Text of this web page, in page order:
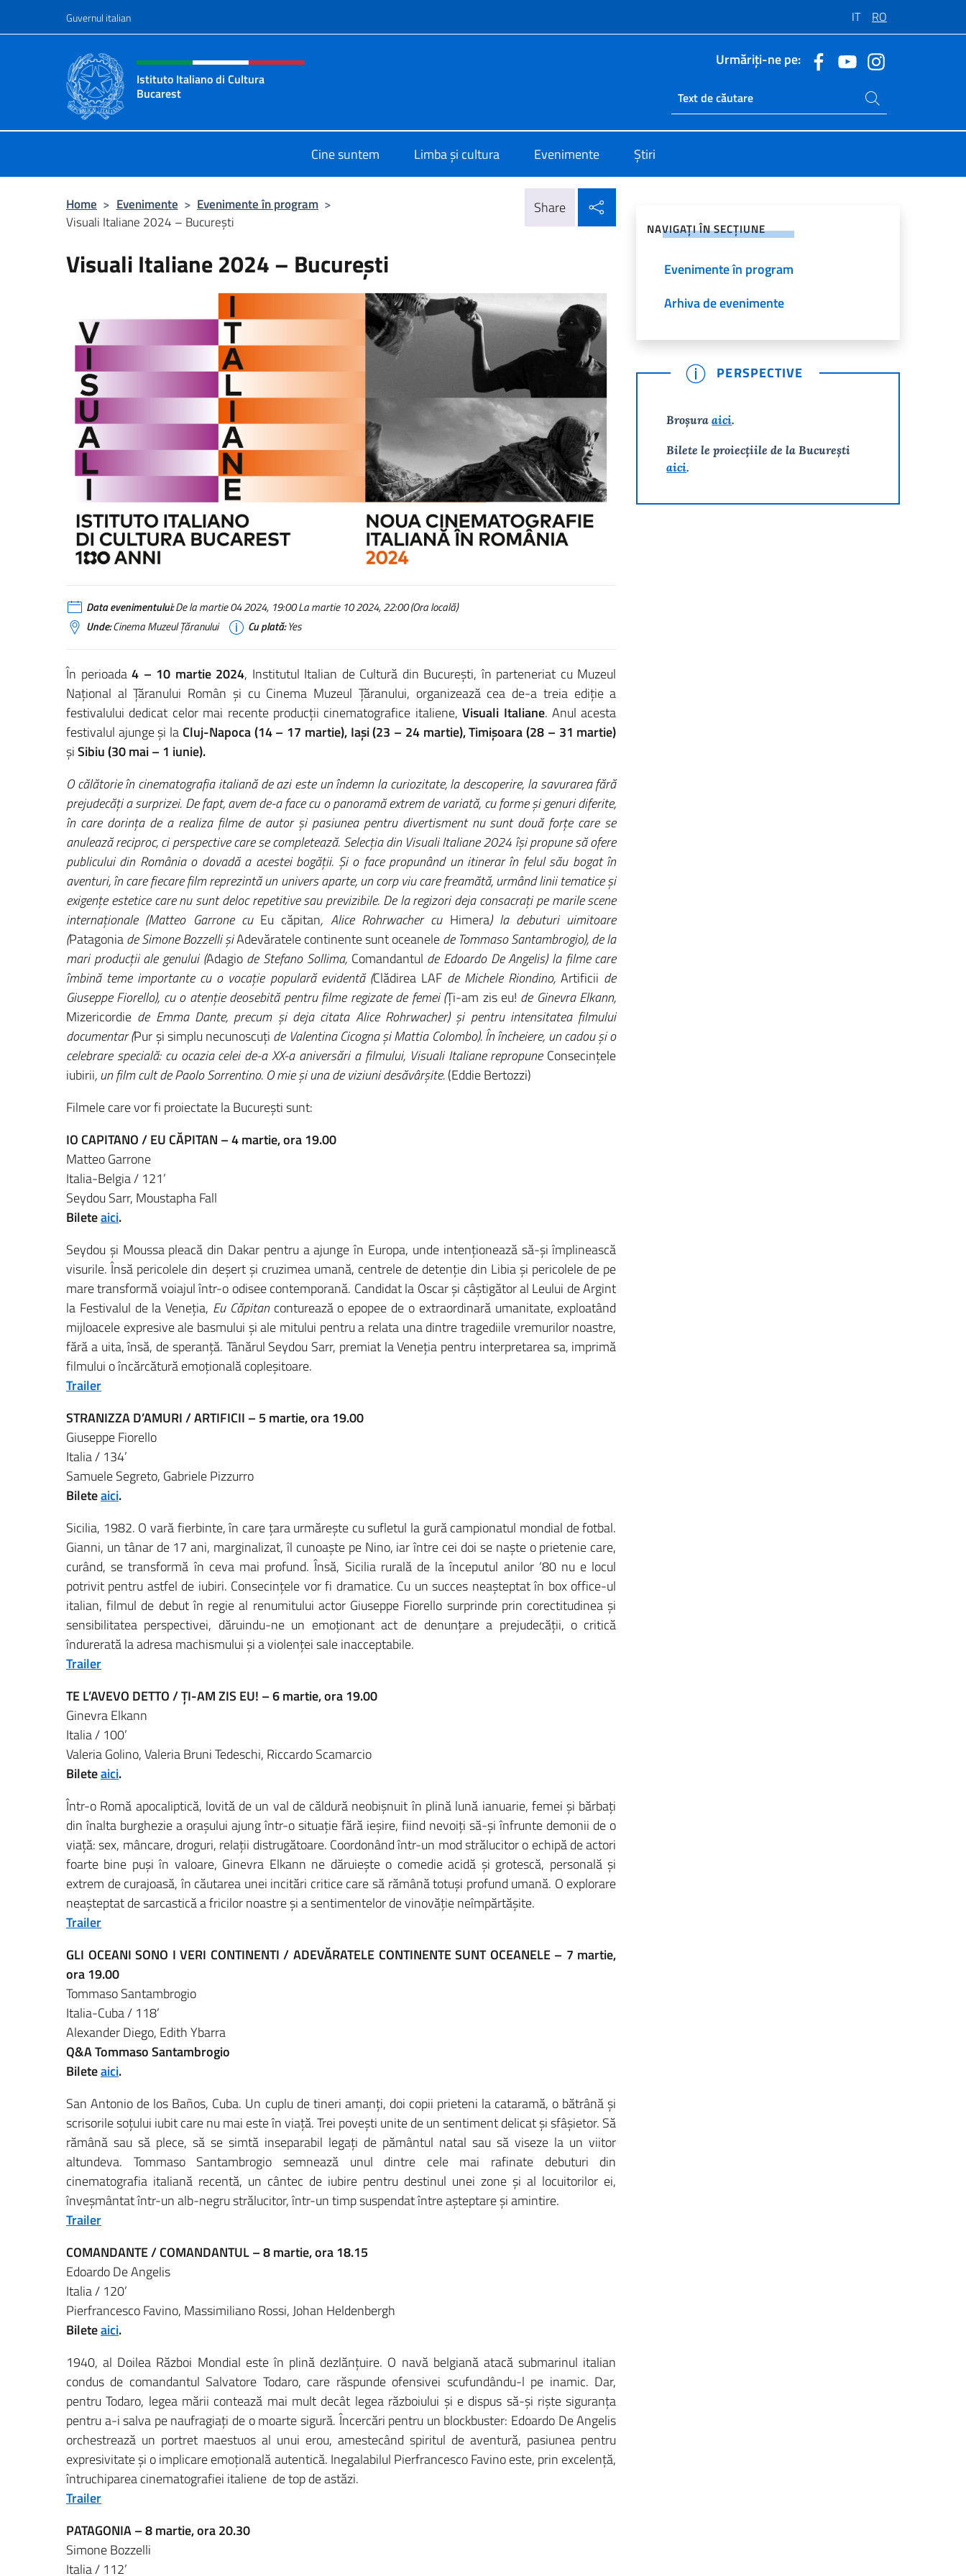
Guvernul italian IT RO
Header, social and menu of site
Istituto Italiano di Cultura
Bucarest
Urmăriți-ne pe:
Ricerca sito live
Caută pe site
Cine suntem Limba și cultura Evenimente Știri
Home > Evenimente > Evenimente în program >
Visuali Italiane 2024 – București
Share
Visuali Italiane 2024 – București
Data evenimentului:De la martie 04 2024, 19:00 La martie 10 2024, 22:00 (Ora locală)
Unde:Cinema Muzeul Țăranului Cu plată:Yes
În perioada4 – 10 martie 2024, Institutul Italian de Cultură din București, în parteneriat cu Muzeul
Național al Țăranului Român și cu Cinema Muzeul Țăranului, organizează cea de-a treia ediție a
festivalului dedicat celor mai recente producții cinematografice italiene,Visuali Italiane. Anul acesta
festivalul ajunge și la Cluj-Napoca (14 – 17 martie), Iași (23 – 24 martie), Timișoara (28 – 31 martie)
șiSibiu (30 mai – 1 iunie).
O călătorie în cinematografia italiană de azi este un îndemn la curiozitate, la descoperire, la savurarea fără
prejudecăți a surprizei. De fapt, avem de-a face cu o panoramă extrem de variată, cu forme și genuri diferite,
în care dorința de a realiza filme de autor și pasiunea pentru divertisment nu sunt două forțe care se
anulează reciproc, ci perspective care se completează. Selecția din Visuali Italiane 2024 își propune să ofere
publicului din România o dovadă a acestei bogății. Și o face propunând un itinerar în felul său bogat în
aventuri, în care fiecare film reprezintă un univers aparte, un corp viu care freamătă, urmând linii tematice și
exigențe estetice care nu sunt deloc repetitive sau previzibile. De la regizori deja consacrați pe marile scene
internaționale (Matteo Garrone cu Eu căpitan, Alice Rohrwacher cu Himera) la debuturi uimitoare
(Patagoniade Simone Bozzelli șiAdevăratele continente sunt oceanelede Tommaso Santambrogio), de la
mari producții ale genului (Adagio de Stefano Sollima, Comandantul de Edoardo De Angelis) la filme care
îmbină teme importante cu o vocație populară evidentă (Clădirea LAF de Michele Riondino,Artificii de
Giuseppe Fiorello), cu o atenție deosebită pentru filme regizate de femei (Ți-am zis eu! de Ginevra Elkann,
Mizericordie de Emma Dante, precum și deja citata Alice Rohrwacher) și pentru intensitatea filmului
documentar (Pur și simplu necunoscuți de Valentina Cicogna și Mattia Colombo). În încheiere, un cadou și o
celebrare specială: cu ocazia celei de-a XX-a aniversări a filmului, Visuali Italiane repropune Consecințele
iubirii, un film cult de Paolo Sorrentino. O mie și una de viziuni desăvârșite.(Eddie Bertozzi)
Filmele care vor fi proiectate la București sunt:
IO CAPITANO / EU CĂPITAN – 4 martie, ora 19.00
Matteo Garrone
Italia-Belgia / 121’
Seydou Sarr, Moustapha Fall
Bileteaici.
Seydou și Moussa pleacă din Dakar pentru a ajunge în Europa, unde intenționează să-și împlinească
visurile. Însă pericolele din deșert și cruzimea umană, centrele de detenție din Libia și pericolele de pe
mare transformă voiajul într-o odisee contemporană. Candidat la Oscar și câștigător al Leului de Argint
la Festivalul de la Veneția, Eu Căpitan conturează o epopee de o extraordinară umanitate, exploatând
mijloacele expresive ale basmului și ale mitului pentru a relata una dintre tragediile vremurilor noastre,
fără a uita, însă, de speranță. Tânărul Seydou Sarr, premiat la Veneția pentru interpretarea sa, imprimă
filmului o încărcătură emoțională copleșitoare.
Trailer
STRANIZZA D’AMURI / ARTIFICII – 5 martie, ora 19.00
Giuseppe Fiorello
Italia / 134’
Samuele Segreto, Gabriele Pizzurro
Bileteaici.
Sicilia, 1982. O vară fierbinte, în care țara urmărește cu sufletul la gură campionatul mondial de fotbal.
Gianni, un tânar de 17 ani, marginalizat, îl cunoaște pe Nino, iar între cei doi se naște o prietenie care,
curând, se transformă în ceva mai profund. Însă, Sicilia rurală de la începutul anilor ‘80 nu e locul
potrivit pentru astfel de iubiri. Consecințele vor fi dramatice. Cu un succes neașteptat în box office-ul
italian, filmul de debut în regie al renumitului actor Giuseppe Fiorello surprinde prin corectitudinea și
sensibilitatea perspectivei, dăruindu-ne un emoționant act de denunțare a prejudecății, o critică
îndurerată la adresa machismului și a violenței sale inacceptabile.
Trailer
TE L’AVEVO DETTO / ȚI-AM ZIS EU! – 6 martie, ora 19.00
Ginevra Elkann
Italia / 100’
Valeria Golino, Valeria Bruni Tedeschi, Riccardo Scamarcio
Bileteaici.
Într-o Romă apocaliptică, lovită de un val de căldură neobișnuit în plină lună ianuarie, femei și bărbați
din înalta burghezie a orașului ajung într-o situație fără ieșire, fiind nevoiți să-și înfrunte demonii de o
viață: sex, mâncare, droguri, relații distrugătoare. Coordonând într-un mod strălucitor o echipă de actori
foarte bine puși în valoare, Ginevra Elkann ne dăruiește o comedie acidă și grotescă, personală și
extrem de curajoasă, în căutarea unei incitări critice care să rămână totuși profund umană. O explorare
neașteptat de sarcastică a fricilor noastre și a sentimentelor de vinovăție neîmpărtășite.
Trailer
GLI OCEANI SONO I VERI CONTINENTI / ADEVĂRATELE CONTINENTE SUNT OCEANELE – 7 martie,
ora 19.00
Tommaso Santambrogio
Italia-Cuba / 118’
Alexander Diego, Edith Ybarra
Q&A Tommaso Santambrogio
Bileteaici.
San Antonio de los Baños, Cuba. Un cuplu de tineri amanți, doi copii prieteni la cataramă, o bătrână și
scrisorile soțului iubit care nu mai este în viață. Trei povești unite de un sentiment delicat și sfâșietor. Să
rămână sau să plece, să se simtă inseparabil legați de pământul natal sau să viseze la un viitor
altundeva. Tommaso Santambrogio semnează unul dintre cele mai rafinate debuturi din
cinematografia italiană recentă, un cântec de iubire pentru destinul unei zone și al locuitorilor ei,
înveșmântat într-un alb-negru strălucitor, într-un timp suspendat între așteptare și amintire.
Trailer
COMANDANTE / COMANDANTUL – 8 martie, ora 18.15
Edoardo De Angelis
Italia / 120’
Pierfrancesco Favino, Massimiliano Rossi, Johan Heldenbergh
Bileteaici.
1940, al Doilea Război Mondial este în plină dezlănțuire. O navă belgiană atacă submarinul italian
condus de comandantul Salvatore Todaro, care răspunde ofensivei scufundându-l pe inamic. Dar,
pentru Todaro, legea mării contează mai mult decât legea războiului și e dispus să-și riște siguranța
pentru a-i salva pe naufragiați de o moarte sigură. Încercări pentru un blockbuster: Edoardo De Angelis
orchestrează un portret maestuos al unui erou, amestecând spiritul de aventură, pasiunea pentru
expresivitate și o implicare emoțională autentică. Inegalabilul Pierfrancesco Favino este, prin excelență,
întruchiparea cinematografiei italiene de top de astăzi.
Trailer
PATAGONIA – 8 martie, ora 20.30
Simone Bozzelli
Italia / 112’
NAVIGAȚI ÎN SECȚIUNE
Evenimente în program
Arhiva de evenimente
PERSPECTIVE
Broșuraaici.
Bilete le proiecțiile de la București
aici.